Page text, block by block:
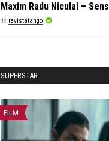
Maxim Radu Niculai – Sens
de revistatango
SUPERSTAR
FILM